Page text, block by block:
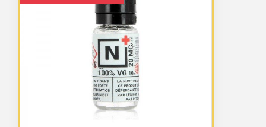
de
prix :
8,99 €
à
9,29 €